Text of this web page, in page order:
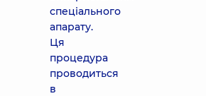
спеціального
апарату.
Ця
процедура
проводиться
в